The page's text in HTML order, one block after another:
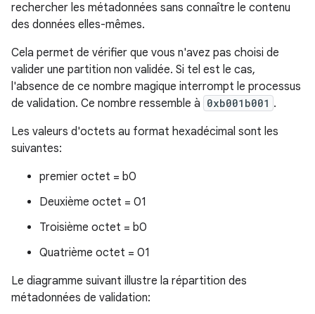
rechercher les métadonnées sans connaître le contenu
des données elles-mêmes.
Cela permet de vérifier que vous n'avez pas choisi de
valider une partition non validée. Si tel est le cas,
l'absence de ce nombre magique interrompt le processus
de validation. Ce nombre ressemble à 0xb001b001 .
Les valeurs d'octets au format hexadécimal sont les
suivantes:
premier octet = b0
Deuxième octet = 01
Troisième octet = b0
Quatrième octet = 01
Le diagramme suivant illustre la répartition des
métadonnées de validation: